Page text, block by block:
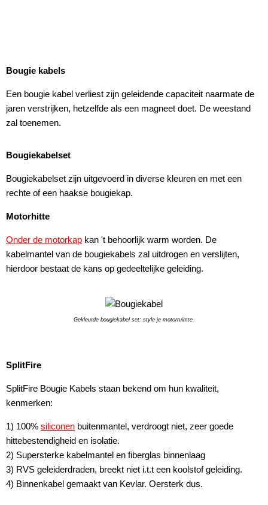
Bougie kabels
Een bougie kabel verliest zijn geleidende capaciteit naarmate de
jaren verstrijken, hetzelfde als een magneet doet. De weestand
zal toenemen.
Bougiekabelset
Bougiekabelset zijn uitgevoerd in diverse kleuren en met een
rechte of een haakse bougiekap.
Motorhitte
Onder de motorkap kan 't behoorlijk warm worden. De
kabelmantel van de bougiekabels zal uitdrogen en verslijten,
hierdoor bestaat de kans op gedeeltelijke geleiding.
Gekleurde bougiekabel set: style je motorruimte.
SplitFire
SplitFire Bougie Kabels staan bekend om hun kwaliteit,
kenmerken:
1) 100% siliconen buitenmantel, verdroogt niet, zeer goede
hittebestendigheid en isolatie.
2) Supersterke kabelmantel en fiberglas binnenlaag
3) RVS geleiderdraden, breekt niet i.t.t een koolstof geleiding.
4) Binnenkabel gemaakt van Kevlar. Oersterk dus.